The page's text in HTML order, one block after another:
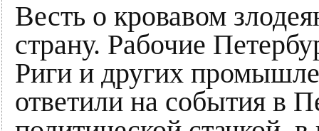
Весть о кровавом
страну. Рабочие
Риги и других
ответили на события в